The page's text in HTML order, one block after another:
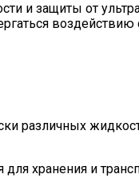
и защиты от
воздействию
различных
хранения и